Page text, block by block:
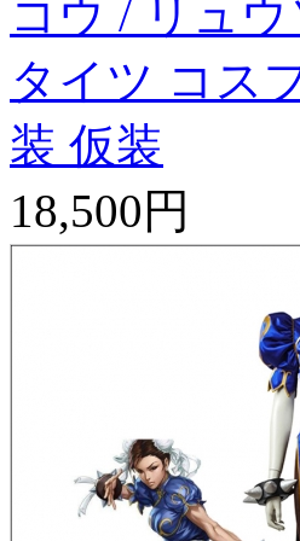
コウ / リュ
タイツ コス
装 仮装
18,500円